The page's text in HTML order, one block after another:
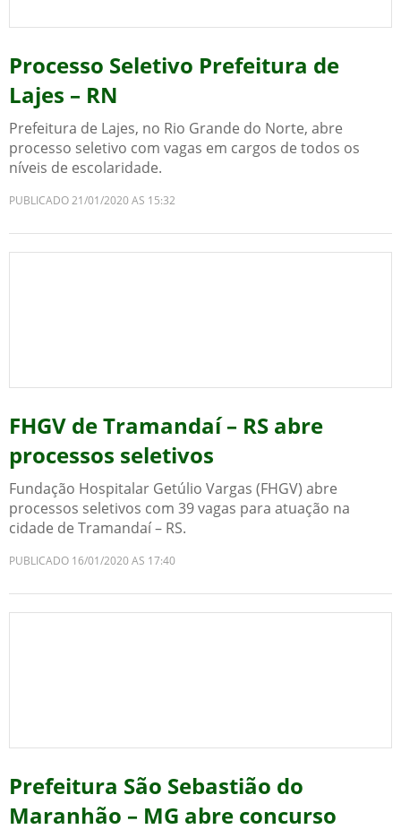
Processo Seletivo Prefeitura de
Lajes – RN
Prefeitura de Lajes, no Rio Grande do Norte, abre
processo seletivo com vagas em cargos de todos os
níveis de escolaridade.
PUBLICADO 21/01/2020 AS 15:32
FHGV de Tramandaí – RS abre
processos seletivos
Fundação Hospitalar Getúlio Vargas (FHGV) abre
processos seletivos com 39 vagas para atuação na
cidade de Tramandaí – RS.
PUBLICADO 16/01/2020 AS 17:40
Prefeitura São Sebastião do
Maranhão – MG abre concurso